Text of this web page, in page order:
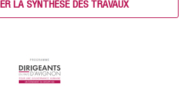
LA SYNTHÈSE DES TRAVAUX